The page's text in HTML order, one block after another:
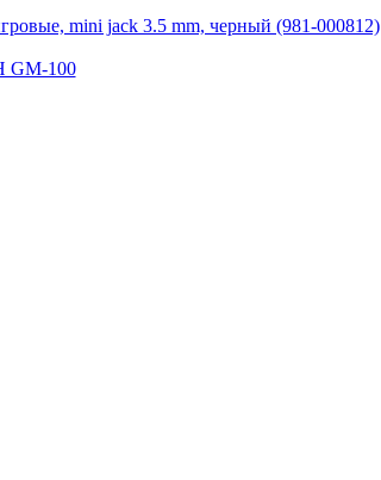
mini jack 3.5 mm, черный (981-000812)
100